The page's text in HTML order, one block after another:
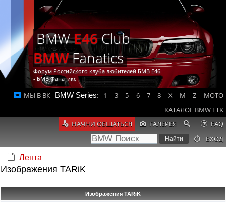
BMWE46Club
BMWFanatics
Форум Российского клуба любителей БМВ Е46
- БМВ Фанатикс
МЫ В ВК BMW Series: 1 3 5 6 7 8 X M Z
MOTO
КАТАЛОГ BMW ETK
НАЧНИ ОБЩАТЬСЯ
ГАЛЕРЕЯ
FAQ
ВХОД
Лента
Изображения TARiK
Изображения TARiK